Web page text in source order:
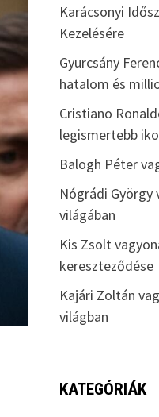
Karácsonyi
Kezelésére
Gyurcsány
hatalom és
Cristiano
legismertebb
Balogh Péter
Nógrádi György
világában
Kis Zsolt
kereszteződése
Kajári Zoltán
világban
KATEGÓRIÁK